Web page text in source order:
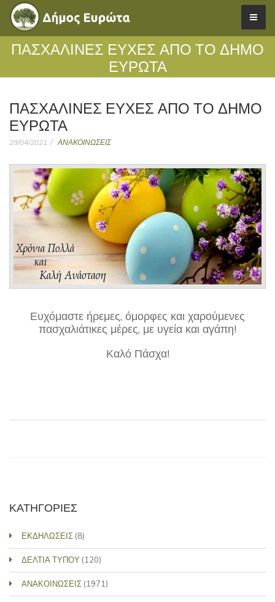
ΠΑΣΧΑΛΙΝΕΣ ΕΥΧΕΣ ΑΠΟ ΤΟ ΔΗΜΟ
ΕΥΡΩΤΑ
ΠΑΣΧΑΛΙΝΕΣ ΕΥΧΕΣ ΑΠΟ ΤΟ ΔΗΜΟ
ΕΥΡΩΤΑ
29/04/2021 ΑΝΑΚΟΙΝΩΣΕΙΣ
Ευχόμαστε ήρεμες, όμορφες και χαρούμενες
πασχαλιάτικες μέρες, με υγεία και αγάπη!
Καλό Πάσχα!
ΚΑΤΗΓΟΡΙΕΣ
ΕΚΔΗΛΩΣΕΙΣ (8)
ΔΕΛΤΙΑ ΤΥΠΟΥ (120)
ΑΝΑΚΟΙΝΩΣΕΙΣ (1971)